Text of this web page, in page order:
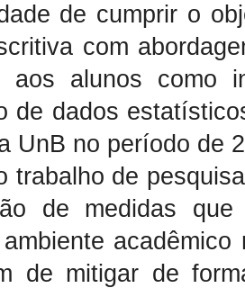
de cumprir o
com
aos alunos como
de dados
UnB no período de
trabalho de
de medidas
de mitigar de